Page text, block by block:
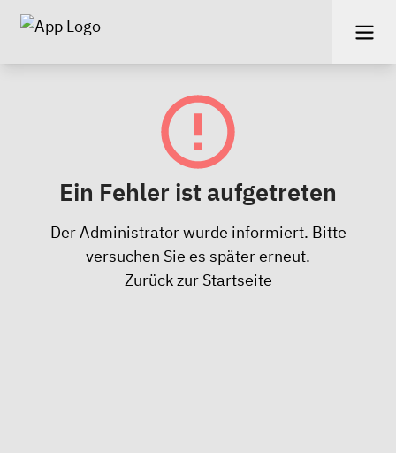
Ein Fehler ist aufgetreten
Der Administrator wurde informiert. Bitte
versuchen Sie es später erneut.
Zurück zur Startseite